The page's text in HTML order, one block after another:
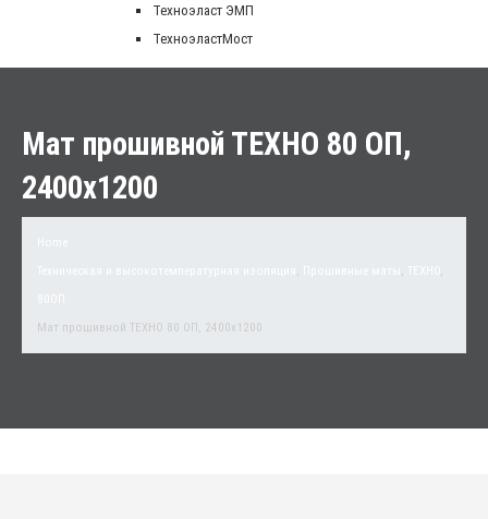
Техноэласт ЭМП
ТехноэластМост
Мат прошивной ТЕХНО 80 ОП,
2400х1200
, ,
,
Мат прошивной ТЕХНО 80 ОП, 2400х1200